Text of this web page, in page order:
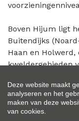
Boven Hijum ligt
Buitendijks
Haan en Holwerd,
kweldergebieden
Friesland behoort
Nederland met
Deze website maakt
analyseren en het
maken van deze
van cookies.